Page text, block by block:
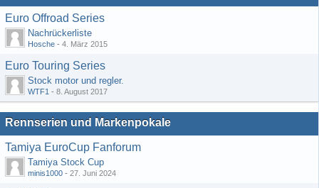
Euro Offroad Series
Nachrückerliste
Hosche - 4. März 2015
Euro Touring Series
Stock motor und regler.
WTF1 - 8. August 2017
Rennserien und Markenpokale
Tamiya EuroCup Fanforum
Tamiya Stock Cup
minis1000 - 27. Juni 2024